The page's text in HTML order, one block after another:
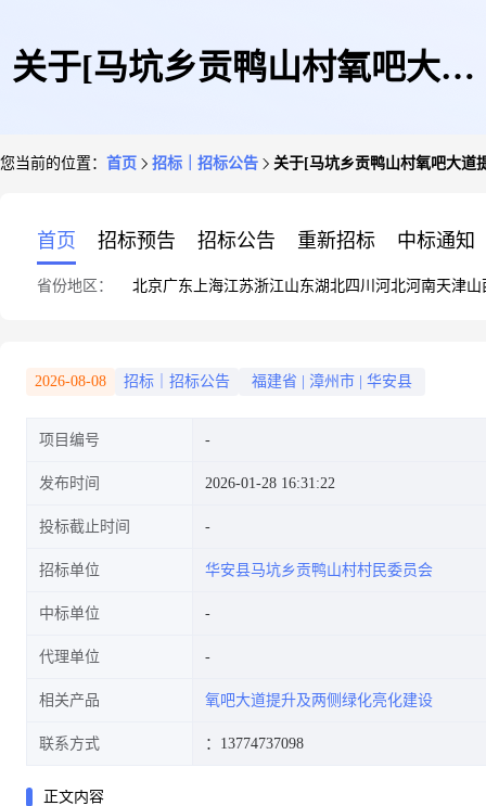
关于[马坑乡贡鸭山村氧吧大道
您当前的位置： 首页 招标｜招标公告 关于[马坑乡贡鸭山村氧吧大道
首页 招标预告 招标公告 重新招标 中标通知
省份地区： 北京广东 上海江苏浙江山东湖北四川 河北河南天津山
2026-08-08 招标｜招标公告 福建省 漳州市 华安县
项目编号
发布时间 2026-01-28 16:31:22
投标截止时间
招标单位 华安县马坑乡贡鸭山村村民委员会
中标单位
代理单位
相关产品 氧吧大道提升及两侧绿化亮化建设
联系方式 ：13774737098
正文内容